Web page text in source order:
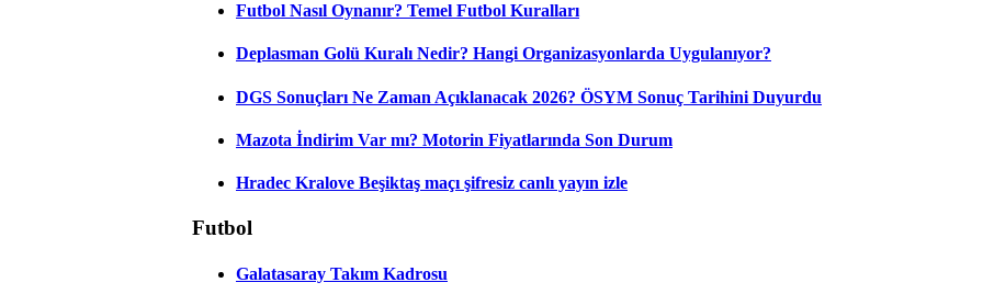
Futbol Nasıl Oynanır? Temel Futbol Kuralları
Deplasman Golü Kuralı Nedir? Hangi Organizasyonlarda Uygulanıyor?
DGS Sonuçları Ne Zaman Açıklanacak 2026? ÖSYM Sonuç Tarihini Duyurdu
Mazota İndirim Var mı? Motorin Fiyatlarında Son Durum
Hradec Kralove Beşiktaş maçı şifresiz canlı yayın izle
Futbol
Galatasaray Takım Kadrosu